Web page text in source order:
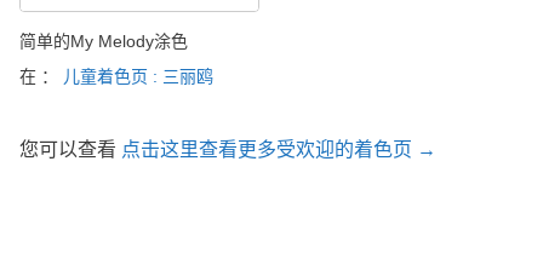
简单的My Melody涂色
在 ：
儿童着色页 : 三丽鸥
您可以查看 点击这里查看更多受欢迎的着色页 →